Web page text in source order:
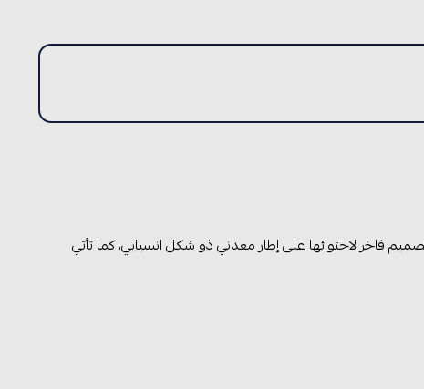
فاخر لاحتوائها على إطار معدني ذو شكل انسيابي، كما تأتي